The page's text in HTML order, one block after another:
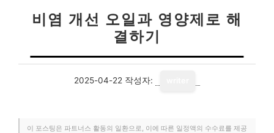
비염 개선 오일과 영양제로 해
결하기
2025-04-22 작성자:
이 포스팅은 파트너스 활동의 일환으로, 이에 따른 일정액의 수수료를 제공